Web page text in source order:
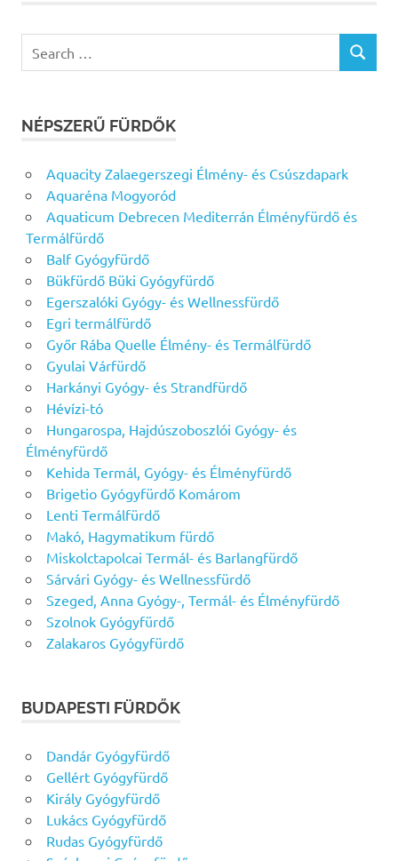
for:
SEARCH
NÉPSZERŰ FÜRDŐK
Aquacity Zalaegerszegi Élmény- és Csúszdapark
Aquaréna Mogyoród
Aquaticum Debrecen Mediterrán Élményfürdő és
Termálfürdő
Balf Gyógyfürdő
Bükfürdő Büki Gyógyfürdő
Egerszalóki Gyógy- és Wellnessfürdő
Egri termálfürdő
Győr Rába Quelle Élmény- és Termálfürdő
Gyulai Várfürdő
Harkányi Gyógy- és Strandfürdő
Hévízi-tó
Hungarospa, Hajdúszoboszlói Gyógy- és
Élményfürdő
Kehida Termál, Gyógy- és Élményfürdő
Brigetio Gyógyfürdő Komárom
Lenti Termálfürdő
Makó, Hagymatikum fürdő
Miskolctapolcai Termál- és Barlangfürdő
Sárvári Gyógy- és Wellnessfürdő
Szeged, Anna Gyógy-, Termál- és Élményfürdő
Szolnok Gyógyfürdő
Zalakaros Gyógyfürdő
BUDAPESTI FÜRDŐK
Dandár Gyógyfürdő
Gellért Gyógyfürdő
Király Gyógyfürdő
Lukács Gyógyfürdő
Rudas Gyógyfürdő